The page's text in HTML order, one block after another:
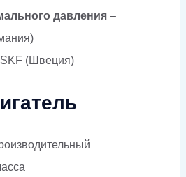
давления –
(Швеция)